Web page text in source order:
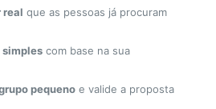
real que as pessoas já procuram
simplescom base na sua
pequenoe valide a proposta